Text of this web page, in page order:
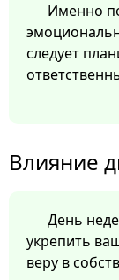
Именно
следует
Влияние
День
укрепить
веру в